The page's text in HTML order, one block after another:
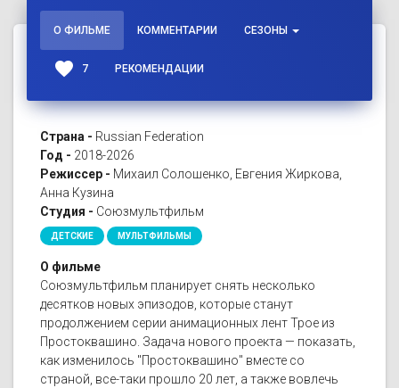
О ФИЛЬМЕ КОММЕНТАРИИ СЕЗОНЫ
favorite 7 РЕКОМЕНДАЦИИ
Страна - Russian Federation
Год - 2018-2026
Режиссер - Михаил Солошенко, Евгения Жиркова,
Анна Кузина
Студия - Союзмультфильм
ДЕТСКИЕ МУЛЬТФИЛЬМЫ
О фильме
Союзмультфильм планирует снять несколько
десятков новых эпизодов, которые станут
продолжением серии анимационных лент Трое из
Простоквашино. Задача нового проекта — показать,
как изменилось "Простоквашино" вместе со
страной, все-таки прошло 20 лет, а также вовлечь